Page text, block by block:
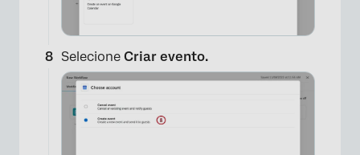
Selecione Criar evento.